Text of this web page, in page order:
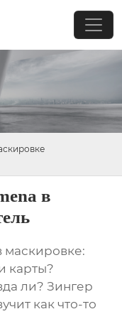
в
маскировке:
карты?
ли? Зингер
как что-то